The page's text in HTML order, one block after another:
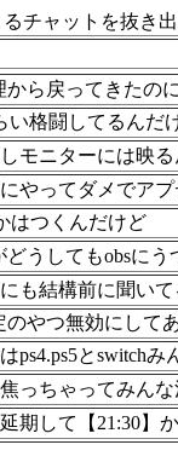
チャットを抜き出
から戻ってきたの
い格闘してるんだ
モニターには映
やってダメでア
はつくんだけど
どうしてもobsにう
も結構前に聞い
のやつ無効にして
ps4.ps5とswitch
っちゃってみん
期して【21:30】